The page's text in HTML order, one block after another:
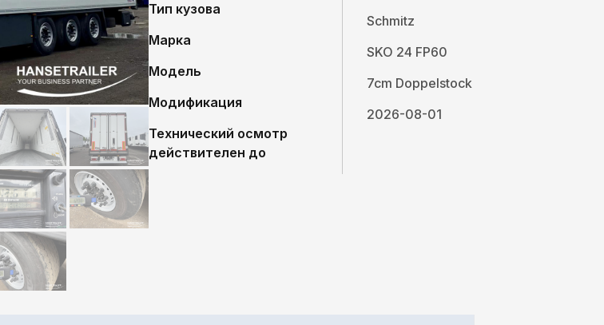
Тип кузова
Марка
Модель
Модификация
Технический осмотр
действителен до
Schmitz
SKO 24 FP60
7cm Doppelstock
2026-08-01